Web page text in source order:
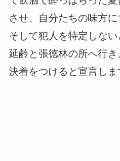
させ、自分たちの味方に
そして犯人を特定しな
延齢と張徳林の所へ行
決着をつけると宣言しま